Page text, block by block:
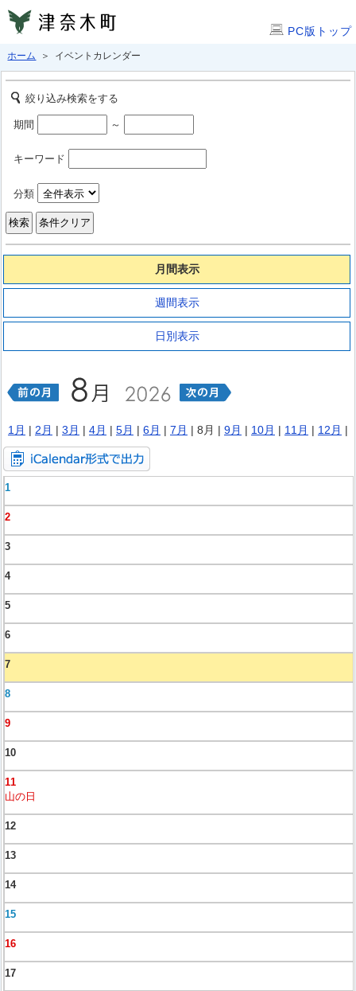
PC版トップ
ホーム ＞ イベントカレンダー
絞り込み検索をする
期間 ～
キーワード
分類
月間表示
週間表示
日別表示
1月 | 2月 | 3月 | 4月 | 5月 | 6月 | 7月 | 8月 | 9月 | 10月 | 11月 | 12月 |
1
2
3
4
5
6
7
8
9
10
11
山の日
12
13
14
15
16
17